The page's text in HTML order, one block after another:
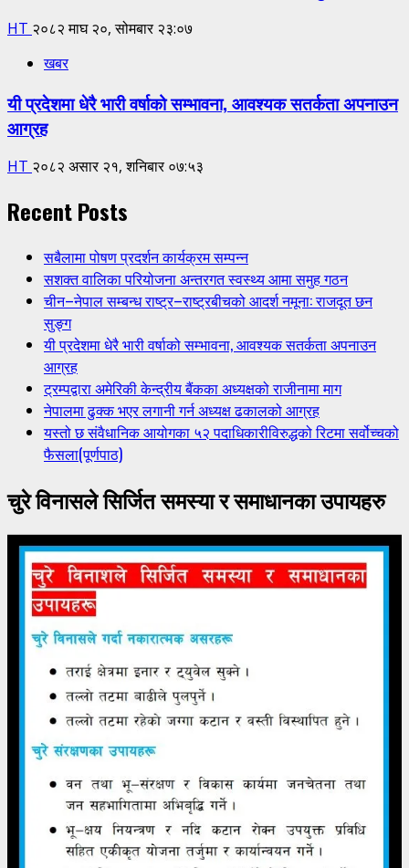
HT २०८२ माघ २०, सोमबार २३:०७
खबर
यी प्रदेशमा धेरै भारी वर्षाको सम्भावना, आवश्यक सतर्कता अपनाउन
आग्रह
HT २०८२ असार २१, शनिबार ०७:५३
Recent Posts
सबैलामा पोषण प्रदर्शन कार्यक्रम सम्पन्न
सशक्त वालिका परियोजना अन्तरगत स्वस्थ्य आमा समुह गठन
चीन–नेपाल सम्बन्ध राष्ट्र–राष्ट्रबीचको आदर्श नमूना: राजदूत छन
सुङ्ग
यी प्रदेशमा धेरै भारी वर्षाको सम्भावना, आवश्यक सतर्कता अपनाउन
आग्रह
ट्रम्पद्वारा अमेरिकी केन्द्रीय बैंकका अध्यक्षको राजीनामा माग
नेपालमा ढुक्क भएर लगानी गर्न अध्यक्ष ढकालको आग्रह
यस्तो छ संवैधानिक आयोगका ५२ पदाधिकारीविरुद्धको रिटमा सर्वोच्चको
फैसला(पूर्णपाठ)
चुरे विनासले सिर्जित समस्या र समाधानका उपायहरु